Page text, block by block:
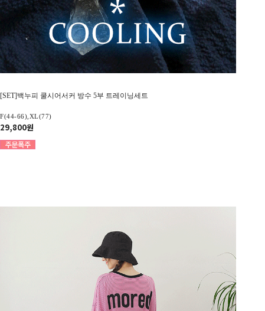
[SET]백누피 쿨시어서커 방수 5부 트레이닝세트
F(44-66),XL(77)
29,800원